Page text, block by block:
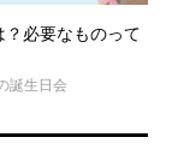
必要なものって
誕生日会